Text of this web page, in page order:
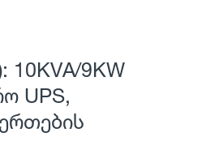
10KVA/9KW
UPS,